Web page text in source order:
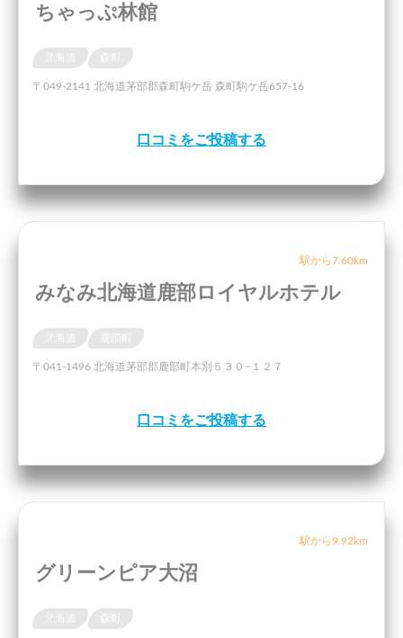
ちゃっぷ林館
森町
〒049-2141 北海道茅部郡森町駒ケ岳 森町駒ケ岳657-16
口コミをご投稿する
駅から7.60km
みなみ北海道鹿部ロイヤルホテル
鹿部町
〒041-1496 北海道茅部郡鹿部町本別５３０−１２７
口コミをご投稿する
駅から9.92km
グリーンピア大沼
森町